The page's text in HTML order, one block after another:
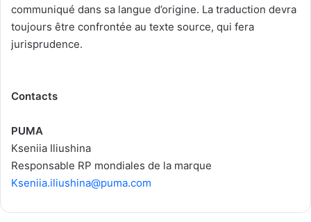
communiqué dans sa langue d’origine. La traduction devra
toujours être confrontée au texte source, qui fera
jurisprudence.
Contacts
PUMA
Kseniia Iliushina
Responsable RP mondiales de la marque
Kseniia.iliushina@puma.com